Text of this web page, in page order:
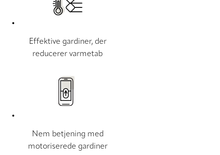
Effektive gardiner, der
reducerer varmetab
Nem betjening med
motoriserede gardiner